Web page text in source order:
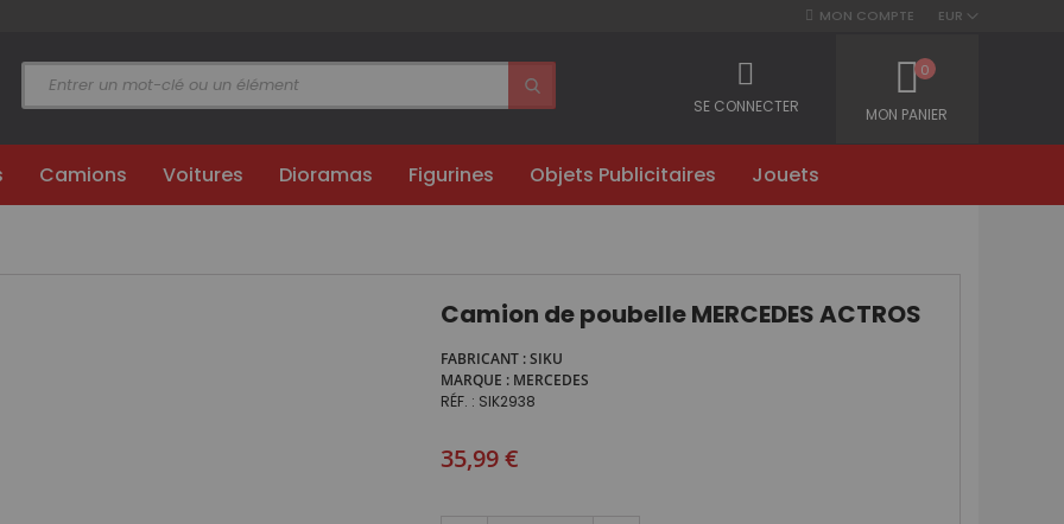
EUR
MON COMPTE
MON PANIER
0
SE CONNECTER
Camions Voitures Dioramas Figurines Objets Publicitaires Jouets
Camion de poubelle MERCEDES ACTROS
FABRICANT SIKU
MARQUE
MERCEDES
RÉF.
SIK2938
35,99 €